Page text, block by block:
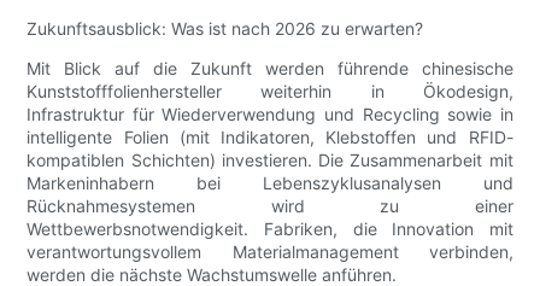
Zukunftsausblick: Was ist nach 2026 zu erwarten?
Mit Blick auf die Zukunft werden führende chinesische
Kunststofffolienhersteller weiterhin in Ökodesign,
Infrastruktur für Wiederverwendung und Recycling sowie in
intelligente Folien (mit Indikatoren, Klebstoffen und RFID-
kompatiblen Schichten) investieren. Die Zusammenarbeit mit
Markeninhabern bei Lebenszyklusanalysen und
Rücknahmesystemen wird zu einer
Wettbewerbsnotwendigkeit. Fabriken, die Innovation mit
verantwortungsvollem Materialmanagement verbinden,
werden die nächste Wachstumswelle anführen.